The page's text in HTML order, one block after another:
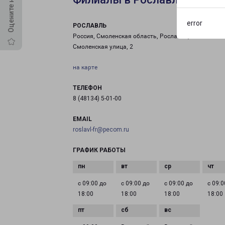
error
РОСЛАВЛЬ
Россия, Смоленская область, Рославль, Большая
Смоленская улица, 2
на карте
ТЕЛЕФОН
8 (48134) 5-01-00
EMAIL
roslavl-fr@pecom.ru
ГРАФИК РАБОТЫ
с 09:00 до
18:00
с 09:00 до
18:00
с 09:00 до
18:00
с
18:00